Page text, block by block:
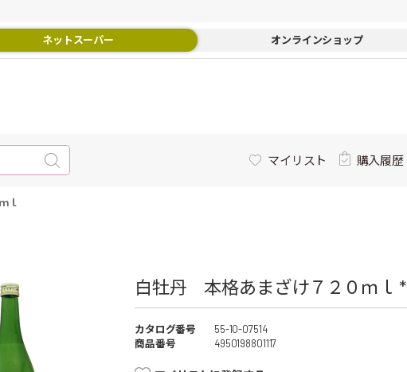
ネットスーパー オンラインショップ
マイリスト 購入履歴
ｌ
白牡丹 本格あまざけ７２０ｍｌ *
カタログ番号
55-10-07514
商品番号
4950198801117